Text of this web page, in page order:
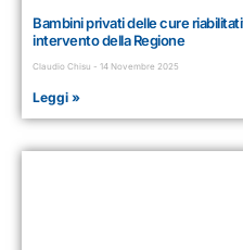
Bambini privati delle cure
intervento della Regione
Claudio Chisu 14 Novembre 2025
Leggi »